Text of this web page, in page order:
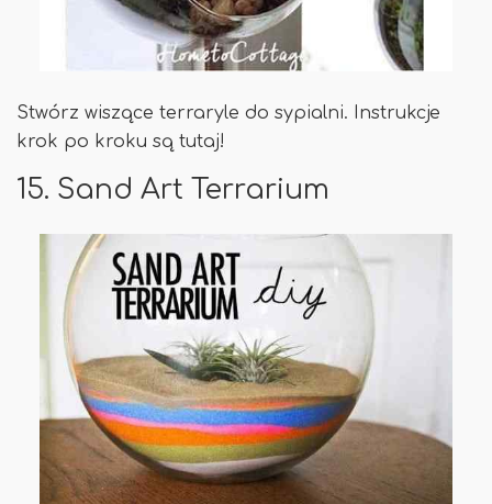
Stwórz wiszące terraryle do sypialni. Instrukcje
krok po kroku są tutaj!
15. Sand Art Terrarium